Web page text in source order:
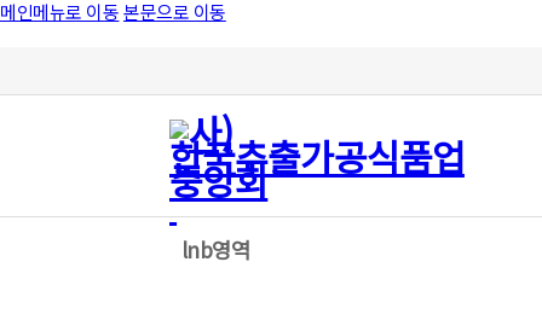
메인메뉴로 이동본문으로 이동
lnb영역